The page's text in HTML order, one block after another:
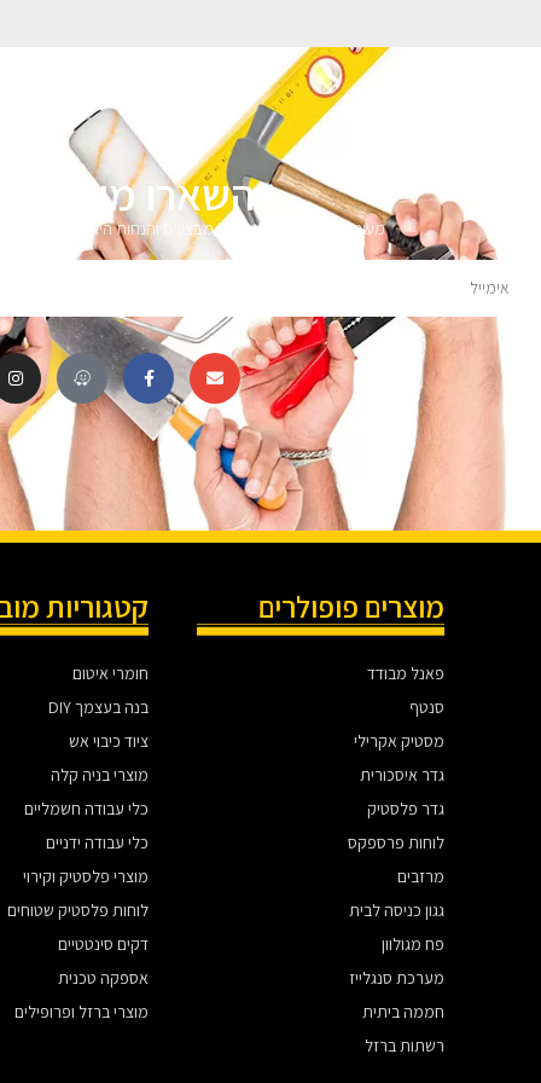
השארו
מעוניינים לקבל עדכונים על מבצעים והנחות הירשמו
מוצרים פופולרים
פאנל מבודד
סנטף
מסטיק אקרילי
גדר איסכורית
גדר פלסטיק
לוחות פרספקס
מרזבים
גגון כניסה לבית
פח מגולוון
מערכת סנגלייז
חממה ביתית
רשתות ברזל
קטגוריות
חומרי איטום
בנה בעצמך DIY
ציוד כיבוי אש
מוצרי בניה קלה
כלי עבודה חשמליים
כלי עבודה ידניים
מוצרי פלסטיק וקירוי
לוחות פלסטיק שטוחים
דקים סינטטיים
אספקה טכנית
מוצרי ברזל ופרופילים